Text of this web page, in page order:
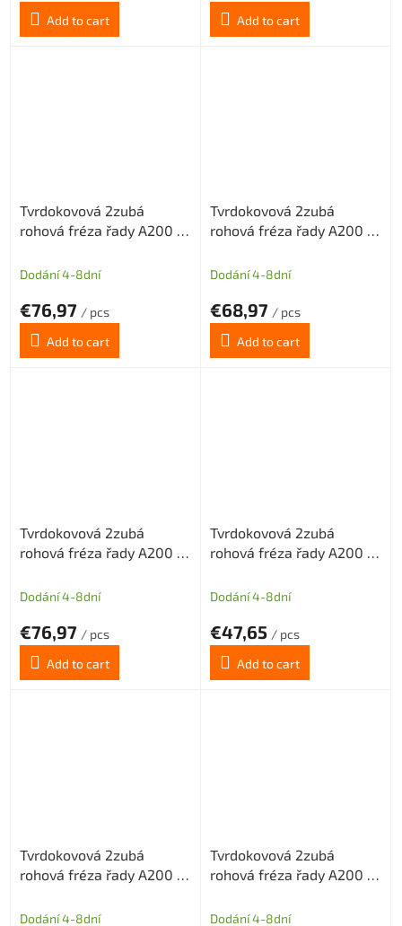
Add to cart
Add to cart
Tvrdokovová 2zubá
rohová fréza řady A200 s
pr.5mm odlehčený krček
Dodání 4-8dní
€76,97 / pcs
Add to cart
Tvrdokovová 2zubá
rohová fréza řady A200 s
pr.6mm odlehčený krček
Dodání 4-8dní
€68,97 / pcs
Add to cart
Tvrdokovová 2zubá
rohová fréza řady A200 s
pr.6mm odlehčený krček
Dodání 4-8dní
€76,97 / pcs
Add to cart
Tvrdokovová 2zubá
rohová fréza řady A200 s
pr.0,5mm odlehčený krček
Dodání 4-8dní
€47,65 / pcs
Add to cart
Tvrdokovová 2zubá
rohová fréza řady A200 s
pr.0,5mm odlehčený krček
Dodání 4-8dní
Tvrdokovová 2zubá
rohová fréza řady A200 s
pr.0,5mm odlehčený krček
Dodání 4-8dní